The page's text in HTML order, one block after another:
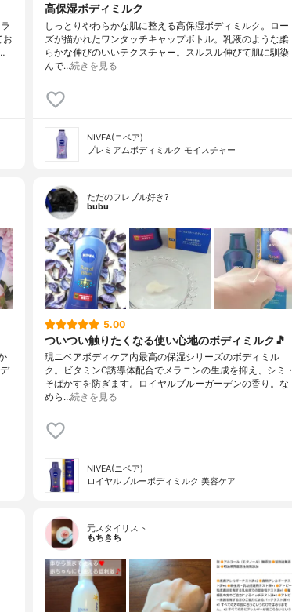
お
高保湿ボディミルク
しっとりやわらかな肌に整える高保湿ボディミルク。ロー
ズが描かれたワンタッチキャップボトル。乳液のような柔
らかな伸びのいいテクスチャー。スルスル伸びて肌に馴染
んで…続きを見る
NIVEA(ニベア)
プレミアムボディミルク モイスチャー
ただのフレブル好き?
bubu
5.00
ついつい触りたくなる使い心地のボディミルク🎵
現ニベアボディケア内最高の保湿シリーズのボディミル
ク。ビタミンC誘導体配合でメラニンの生成を抑え、シミ・
そばかすを防ぎます。ロイヤルブルーガーデンの香り。な
めら…続きを見る
NIVEA(ニベア)
ロイヤルブルーボディミルク 美容ケア
元スタイリスト
もちきち